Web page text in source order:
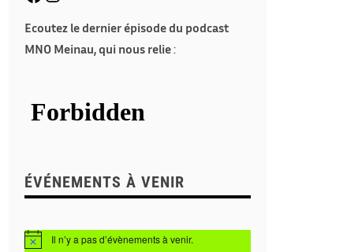
Ecoutez le dernier épisode du podcast
MNO Meinau, qui nous relie:
ÉVÉNEMENTS À VENIR
N
Il n’y a pas d’évènements à venir.